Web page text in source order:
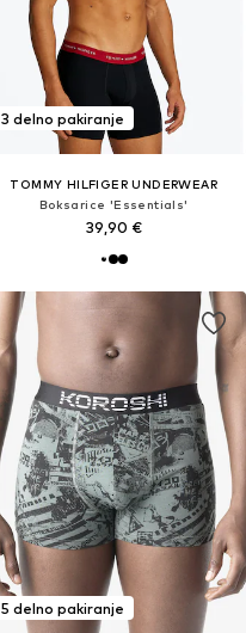
3 delno pakiranje
TOMMY HILFIGER UNDERWEAR
Boksarice 'Essentials'
39,90 €
5 delno pakiranje